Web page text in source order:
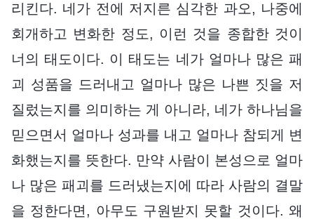
리킨다. 네가 전에 저지른 심각한 과오, 나중에
회개하고 변화한 정도, 이런 것을 종합한 것이
너의 태도이다. 이 태도는 네가 얼마나 많은 패
괴 성품을 드러내고 얼마나 많은 나쁜 짓을 저
질렀는지를 의미하는 게 아니라, 네가 하나님을
믿으면서 얼마나 성과를 내고 얼마나 참되게 변
화했는지를 뜻한다. 만약 사람이 본성으로 얼마
나 많은 패괴를 드러냈는지에 따라 사람의 결말
을 정한다면, 아무도 구원받지 못할 것이다. 왜